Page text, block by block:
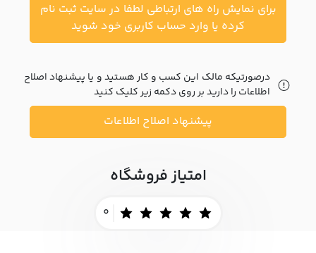
متداول
خواست
برای نمایش راه های ارتباطی لطفا در سایت ثبت نام
کرده یا وارد حساب کاربری خود شوید
درصورتیکه مالک این کسب و کار هستید و یا پیشنهاد اصلاح
اطلاعات را دارید بر روی دکمه زیر کلیک کنید
پیشنهاد اصلاح اطلاعات
امتیاز فروشگاه
0